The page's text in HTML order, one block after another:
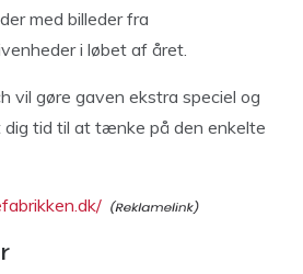
med billeder fra
i løbet af året.
vil gøre gaven ekstra speciel og
dig tid til at tænke på den enkelte